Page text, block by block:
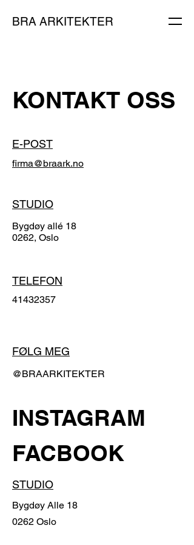
BRA ARKITEKTER
KONTAKT OSS
E-POST
firma@braark.no
STUDIO
Bygdøy allé 18
0262, Oslo
TELEFON
41432357
FØLG MEG
@BRAARKITEKTER
INSTAGRAM
FACBOOK
STUDIO
Bygdøy Alle 18
0262 Oslo